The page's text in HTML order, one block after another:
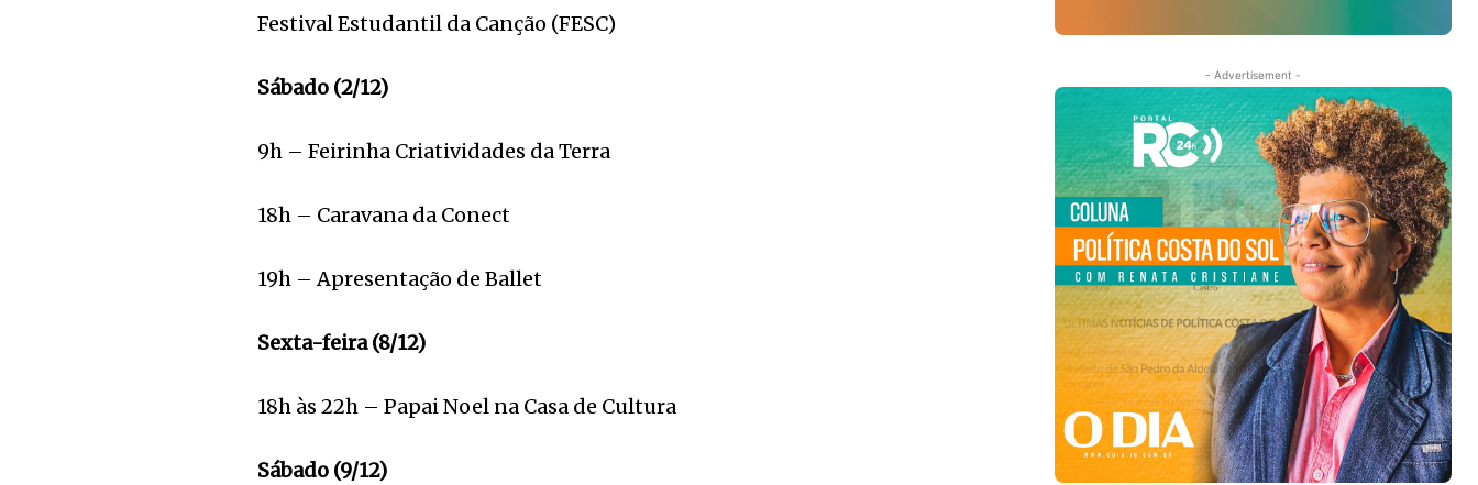
Festival Estudantil da Canção (FESC)
Sábado (2/12)
9h – Feirinha Criatividades da Terra
18h – Caravana da Conect
19h – Apresentação de Ballet
Sexta-feira (8/12)
18h às 22h – Papai Noel na Casa de Cultura
Sábado (9/12)
- Advertisement -